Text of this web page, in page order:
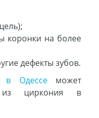
коронки на более
дефекты зубов.
в Одессеможет
из циркония в